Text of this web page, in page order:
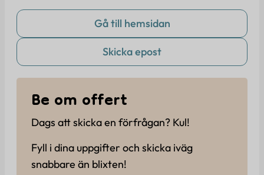
Adress
Sverige
Gå till hemsidan
Skicka epost
Be om offert
Dags att skicka en förfrågan? Kul!
Fyll i dina uppgifter och skicka iväg
snabbare än blixten!